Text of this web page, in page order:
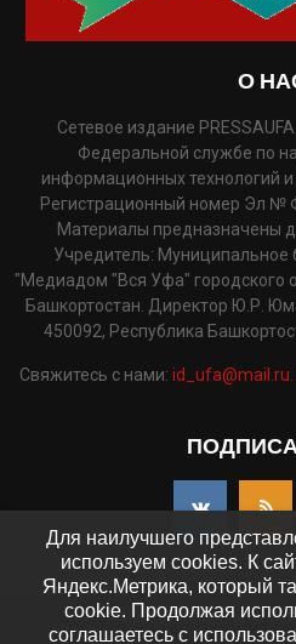
О
Сетевое издание
Федеральной службе по
информационных технологий
Регистрационный номер Эл №
Материалы предназначены
Учредитель:
"Медиадом "Вся Уфа" городского
Башкортостан. Директор Ю.Р.
450092, Республика
Свяжитесь с нами:
©2025 - pressaufa.ru.
Для наилучшего
используем cookies. К
Яндекс.Метрика, который
cookie. Продолжая
соглашаетесь с